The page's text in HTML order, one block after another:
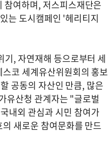
참여하며, 저스피스재단은
는 도시캠페인 '헤리티지
, 자연재해 등으로부터 세
코 세계유산위원회의 홍보
공동의 자산인 만큼, 많은
유산청 관계자는 "글로벌
내외 관심과 시민 참여가
새로운 참여문화를 만드